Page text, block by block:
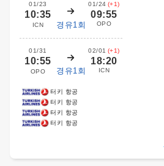
01/23
10:35
ICN 경유1회
01/24 (+1)
09:55
OPO
01/31
10:55
OPO 경유1회
02/01 (+1)
18:20
ICN
터키 항공
터키 항공
터키 항공
터키 항공